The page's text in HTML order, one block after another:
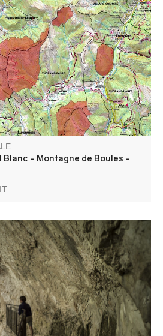
ce massif s’élève entre les vallées
Blanc - Montagne de Boules -
Blanc-Martel et au début du
cette baume au milieu du
des vues les plus sauvages des